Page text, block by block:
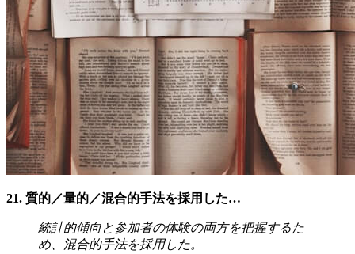
21. 質的／量的／混合的手法を採用した…
統計的傾向と参加者の体験の両方を把握するた
め、混合的手法を採用した。